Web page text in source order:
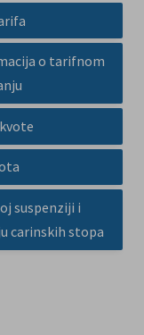
o tarifnom
suspenziji i
carinskih stopa